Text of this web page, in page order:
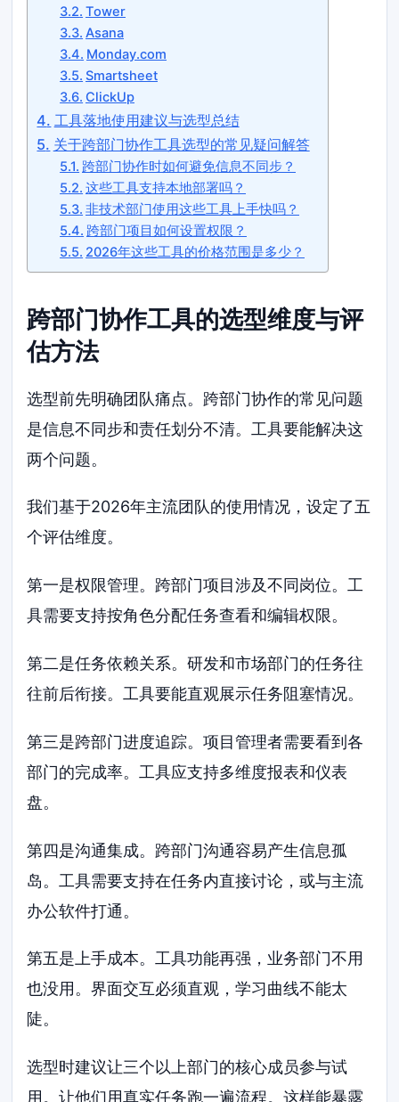
Tower
Asana
Monday.com
Smartsheet
ClickUp
工具落地使用建议与选型总结
关于跨部门协作工具选型的常见疑问解答
跨部门协作时如何避免信息不同步？
这些工具支持本地部署吗？
非技术部门使用这些工具上手快吗？
跨部门项目如何设置权限？
2026年这些工具的价格范围是多少？
跨部门协作工具的选型维度与评
估方法
选型前先明确团队痛点。跨部门协作的常见问题
是信息不同步和责任划分不清。工具要能解决这
两个问题。
我们基于2026年主流团队的使用情况，设定了五
个评估维度。
第一是权限管理。跨部门项目涉及不同岗位。工
具需要支持按角色分配任务查看和编辑权限。
第二是任务依赖关系。研发和市场部门的任务往
往前后衔接。工具要能直观展示任务阻塞情况。
第三是跨部门进度追踪。项目管理者需要看到各
部门的完成率。工具应支持多维度报表和仪表
盘。
第四是沟通集成。跨部门沟通容易产生信息孤
岛。工具需要支持在任务内直接讨论，或与主流
办公软件打通。
第五是上手成本。工具功能再强，业务部门不用
也没用。界面交互必须直观，学习曲线不能太
陡。
选型时建议让三个以上部门的核心成员参与试
用。让他们用真实任务跑一遍流程。这样能暴露